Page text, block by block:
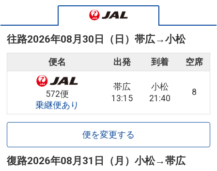
往路2026年08月30日（日） 帯広→小松
便名 出発 到着 空席
572便
乗継便あり
帯広
13:15
小松
21:40
8
便を変更する
復路2026年08月31日（月） 小松→帯広